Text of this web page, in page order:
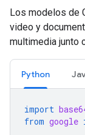
Los modelos de
video y
multimedia junto
Python
import
from google